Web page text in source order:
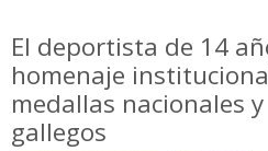
El deportista de 14
homenaje
medallas nacionales
gallegos